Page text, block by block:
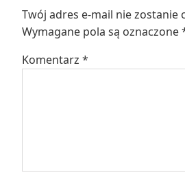
Twój adres e-mail nie zostanie
Wymagane pola są oznaczone
Komentarz *